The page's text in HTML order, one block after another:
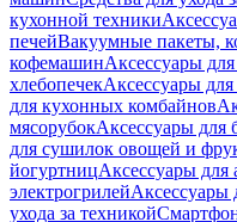
кухонной техники
печейВакуумные пакеты,
кофемашинАксессуары
хлебопечекАксессуары
для кухонных комбайнов
мясорубокАксессуары для
для сушилок овощей и
йогуртницАксессуары для
электрогрилейАксессуары
ухода за техникой